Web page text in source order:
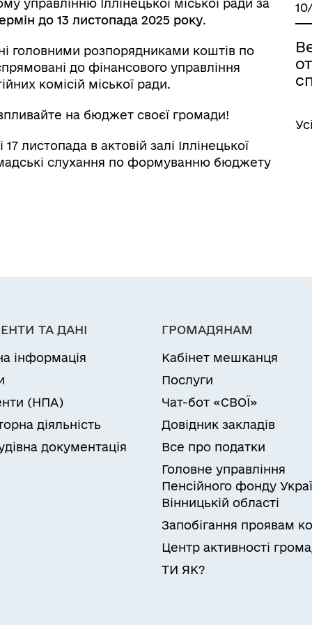
управлінню Іллінецької міської ради за
до 13 листопада 2025 року.
головними розпорядниками коштів по
до фінансового управління
комісій міської ради.
на бюджет своєї громади!
листопада в актовій залі Іллінецької
слухання по формуванню бюджету
ТА ДАНІ
інформація
(НПА)
діяльність
документація
ГРОМАДЯНАМ
Кабінет мешканця
Послуги
Чат-бот «СВОЇ»
Довідник закладів
Все про податки
Головне управління
Пенсійного фонду
Вінницькій області
Запобігання проявам
Центр активності
ТИ ЯК?